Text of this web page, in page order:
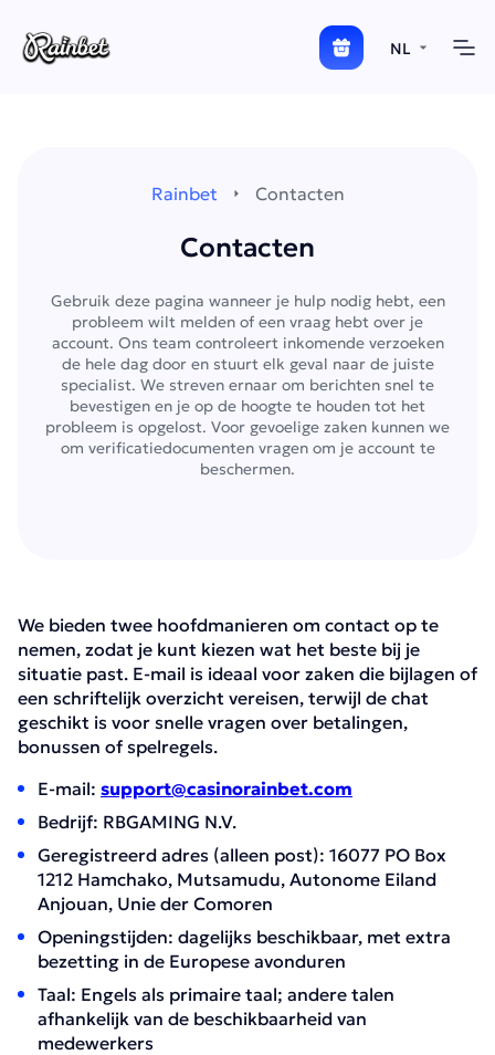
NL
Rainbet Contacten
Contacten
Gebruik deze pagina wanneer je hulp nodig hebt, een
probleem wilt melden of een vraag hebt over je
account. Ons team controleert inkomende verzoeken
de hele dag door en stuurt elk geval naar de juiste
specialist. We streven ernaar om berichten snel te
bevestigen en je op de hoogte te houden tot het
probleem is opgelost. Voor gevoelige zaken kunnen we
om verificatiedocumenten vragen om je account te
beschermen.
We bieden twee hoofdmanieren om contact op te
nemen, zodat je kunt kiezen wat het beste bij je
situatie past. E-mail is ideaal voor zaken die bijlagen of
een schriftelijk overzicht vereisen, terwijl de chat
geschikt is voor snelle vragen over betalingen,
bonussen of spelregels.
E-mail: support@casinorainbet.com
Bedrijf: RBGAMING N.V.
Geregistreerd adres (alleen post): 16077 PO Box
1212 Hamchako, Mutsamudu, Autonome Eiland
Anjouan, Unie der Comoren
Openingstijden: dagelijks beschikbaar, met extra
bezetting in de Europese avonduren
Taal: Engels als primaire taal; andere talen
afhankelijk van de beschikbaarheid van
medewerkers